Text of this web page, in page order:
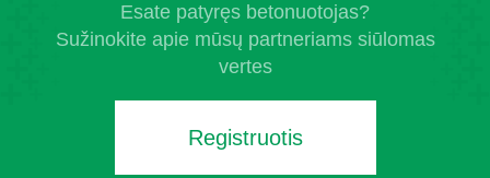
Esate patyręs betonuotojas?
Sužinokite apie mūsų partneriams siūlomas
vertes
Registruotis